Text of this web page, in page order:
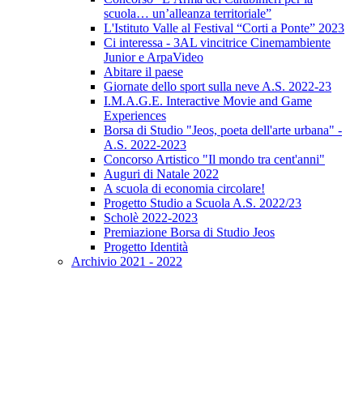
scuola… un’alleanza territoriale”
L'Istituto Valle al Festival “Corti a Ponte” 2023
Ci interessa - 3AL vincitrice Cinemambiente
Junior e ArpaVideo
Abitare il paese
Giornate dello sport sulla neve A.S. 2022-23
I.M.A.G.E. Interactive Movie and Game
Experiences
Borsa di Studio "Jeos, poeta dell'arte urbana" -
A.S. 2022-2023
Concorso Artistico "Il mondo tra cent'anni"
Auguri di Natale 2022
A scuola di economia circolare!
Progetto Studio a Scuola A.S. 2022/23
Scholè 2022-2023
Premiazione Borsa di Studio Jeos
Progetto Identità
Archivio 2021 - 2022